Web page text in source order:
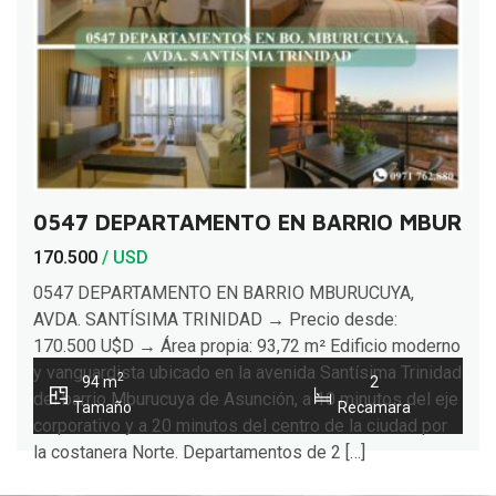
0547 DEPARTAMENTO EN BARRIO
170.500 / USD
0547 DEPARTAMENTO EN BARRIO MBURUCUYA,
AVDA. SANTÍSIMA TRINIDAD → Precio desde:
170.500 U$D → Área propia: 93,72 m² Edificio moderno
y vanguardista ubicado en la avenida Santísima Trinidad
del barrio Mburucuya de Asunción, a 10 minutos del eje
corporativo y a 20 minutos del centro de la ciudad por
la costanera Norte. Departamentos de 2 […]
94 m2
Tamaño
2
Recamara